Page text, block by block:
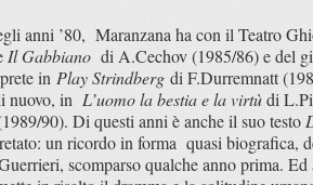
anni ’80, Maranzana ha con il Teatro
Il Gabbiano di A.Cechov (1985/86) e del
in Play Strindberg di F.Durremnatt
nuovo, in L’uomo la bestia e la virtùdi
90). Di questi anni è anche il suo testo
un ricordo in forma quasi biografica,
scomparso qualche anno prima.